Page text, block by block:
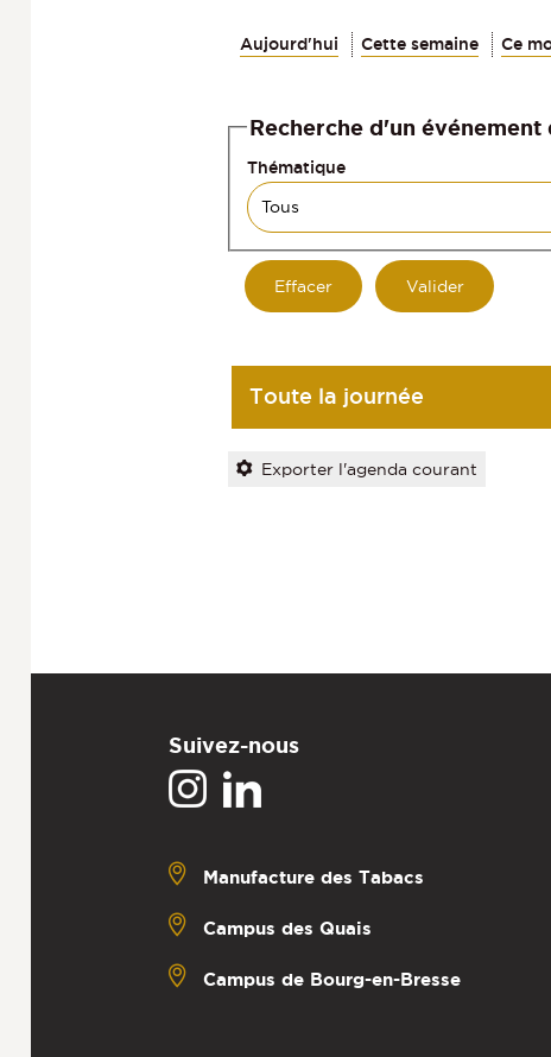
Aujourd'hui Cette semaine Ce
Recherche d'un événement
Thématique
Toute la journée
Exporter l'agenda courant
Suivez-nous
Manufacture des Tabacs
Campus des Quais
Campus de Bourg-en-Bresse